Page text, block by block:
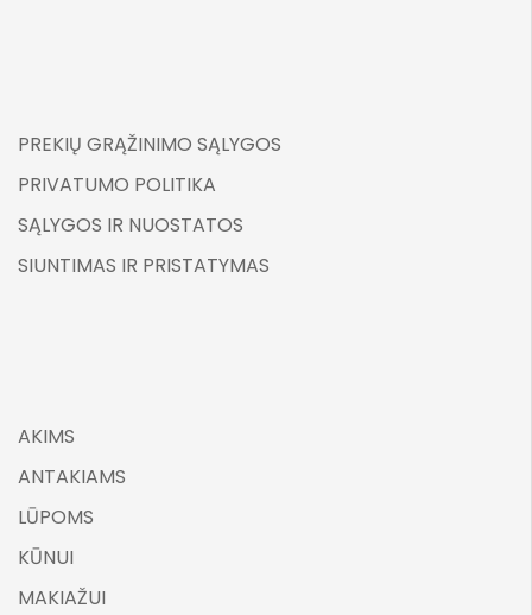
PREKIŲ GRĄŽINIMO SĄLYGOS
PRIVATUMO POLITIKA
SĄLYGOS IR NUOSTATOS
SIUNTIMAS IR PRISTATYMAS
AKIMS
ANTAKIAMS
LŪPOMS
KŪNUI
MAKIAŽUI